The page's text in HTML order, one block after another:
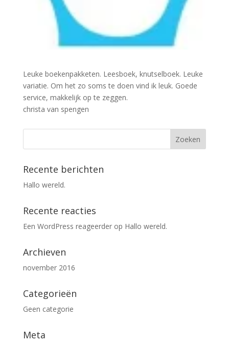
Leuke boekenpakketen. Leesboek, knutselboek. Leuke
variatie. Om het zo soms te doen vind ik leuk. Goede
service, makkelijk op te zeggen.
christa van spengen
Recente berichten
Hallo wereld.
Recente reacties
Een WordPress reageerderop Hallo wereld.
Archieven
november 2016
Categorieën
Geen categorie
Meta